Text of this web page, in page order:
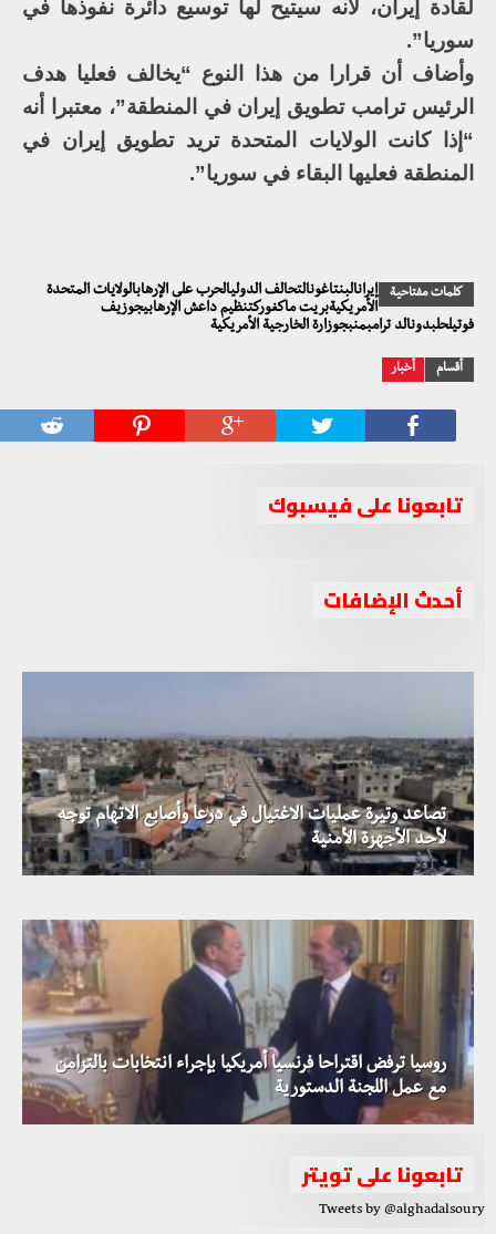
لقادة إيران، لأنه سيتيح لها توسيع دائرة نفوذها في
سوريا”.
وأضاف أن قرارا من هذا النوع “يخالف فعليا هدف
الرئيس ترامب تطويق إيران في المنطقة”، معتبرا أنه
“إذا كانت الولايات المتحدة تريد تطويق إيران في
المنطقة فعليها البقاء في سوريا”.
كلمات مفتاحية
إيرانالبنتاغونالتحالف الدوليالحرب على الإرهابالولايات المتحدة
الأمريكيةبريت ماكغوركتنظيم داعش الإرهابيجوزيف
فوتيلحلبدونالد ترامبمنبجوزارة الخارجية الأمريكية
أقسام أخبار
تابعونا على فيسبوك
أحدث الإضافات
بيدرسون يدعو إلى تبادل الأسرى بين النظام والمعارضة قبيل
عقد أول جولة محادثات بين الطرفين
تصاعد وتيرة عمليات الاغتيال في درعا وأصابع الاتهام توجه
لأحد الأجهزة الأمنية
الحكومة العراقية تعلن عن الموعد النهائي لافتتاح معبر
البوكمال-القائم
روسيا ترفض اقتراحا فرنسيا أمريكيا بإجراء انتخابات بالتزامن
مع عمل اللجنة الدستورية
تابعونا على تويتر
Tweets by @alghadalsoury